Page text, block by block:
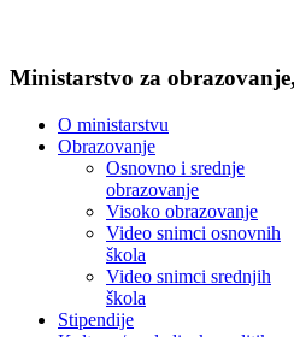
Ministarstvo za
O ministarstvu
Obrazovanje
Osnovno i srednje
obrazovanje
Visoko obrazovanje
Video snimci osnovnih
škola
Video snimci srednjih
škola
Stipendije